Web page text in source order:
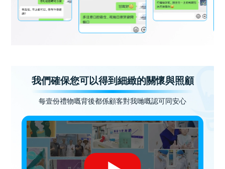
我們確保您可以得到細緻的關懷與照顧
每壹份禮物嘅背後都係顧客對我哋嘅認可同安心